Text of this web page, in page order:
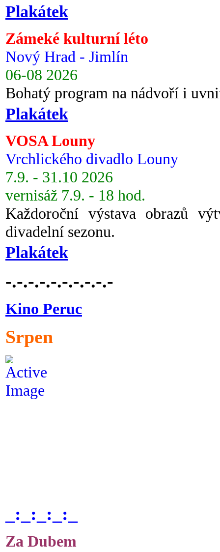
Plakátek
Zámeké kulturní léto
Nový Hrad - Jimlín
06-08 2026
Bohatý program na nádvoří i
Plakátek
VOSA Louny
Vrchlického divadlo Louny
7.9. - 31.10 2026
vernisáž 7.9. - 18 hod.
Každoroční výstava obrazů
divadelní sezonu.
Plakátek
-.-.-.-.-.-.-.-.-.-
Kino Peruc
Srpen
_:_:_:_:_
Za Dubem